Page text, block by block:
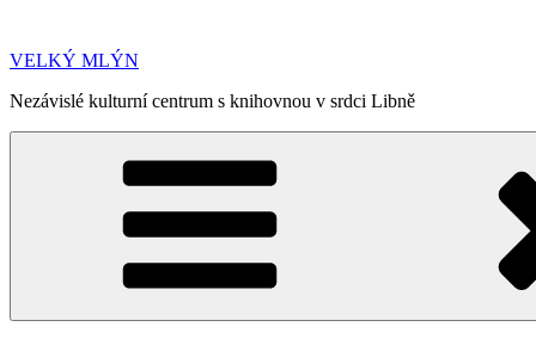
obsahu
VELKÝ MLÝN
Nezávislé kulturní centrum s knihovnou v srdci Libně